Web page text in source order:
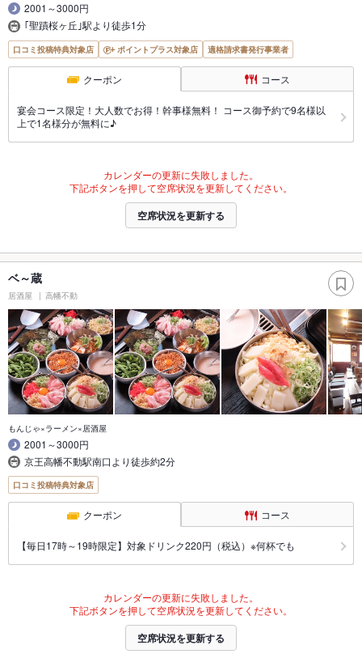
2001～3000円
｢聖蹟桜ヶ丘｣駅より徒歩1分
口コミ投稿特典対象店 ポイントプラス対象店 適格請求書発行事業者
クーポン コース
宴会コース限定！大人数でお得！幹事様無料！ コース御予約で9名様以
上で1名様分が無料に♪
カレンダーの更新に失敗しました。
下記ボタンを押して空席状況を更新してください。
空席状況を更新する
ベ～蔵
居酒屋 高幡不動
もんじゃ×ラーメン×居酒屋
2001～3000円
京王高幡不動駅南口より徒歩約2分
口コミ投稿特典対象店
クーポン コース
【毎日17時～19時限定】対象ドリンク220円（税込）※何杯でも
カレンダーの更新に失敗しました。
下記ボタンを押して空席状況を更新してください。
空席状況を更新する